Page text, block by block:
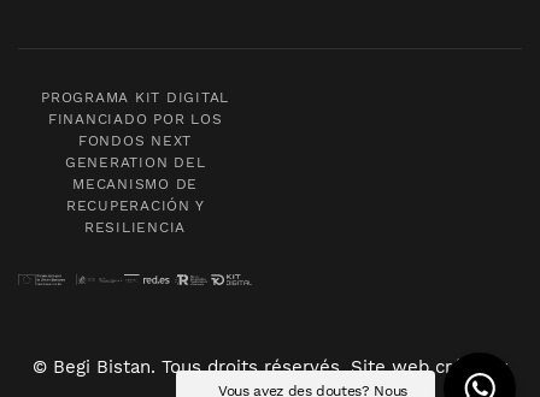
PROGRAMA KIT DIGITAL
FINANCIADO POR LOS
FONDOS NEXT
GENERATION DEL
MECANISMO DE
RECUPERACIÓN Y
RESILIENCIA
© Begi Bistan. Tous droits réservés. Site web créé par
Vous avez des doutes? Nous